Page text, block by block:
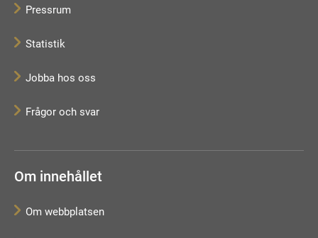
Pressrum
Statistik
Jobba hos oss
Frågor och svar
Om innehållet
Om webbplatsen